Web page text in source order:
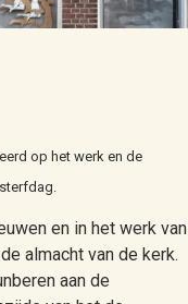
op het werk en de
en in het werk van
almacht van de kerk.
aan de